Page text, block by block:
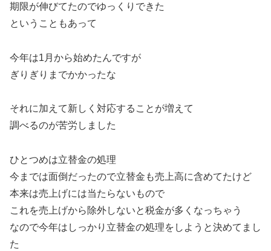
期限が伸びてたのでゆっくりできた
ということもあって
今年は1月から始めたんですが
ぎりぎりまでかかったな
それに加えて新しく対応することが増えて
調べるのが苦労しました
ひとつめは立替金の処理
今までは面倒だったので立替金も売上高に含めてたけど
本来は売上げには当たらないもので
これを売上げから除外しないと税金が多くなっちゃう
なので今年はしっかり立替金の処理をしようと決めてまし
た